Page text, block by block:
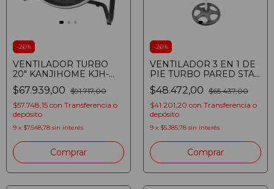
-26%
VENTILADOR TURBO
20" KANJIHOME KJH-
FH1211 90W ASPAS
PLASTICAS
$67.939,00 $91.717,00
$57.748,15 con Transferencia o
depósito
9 x $7.548,78 sin interés
-26%
VENTILADOR 3 EN 1 DE
PIE TURBO PARED STAR
TRAK 20 STPG41-20 5
PALAS
$48.472,00 $65.437,00
$41.201,20 con Transferencia o
depósito
9 x $5.385,78 sin interés
Comprar